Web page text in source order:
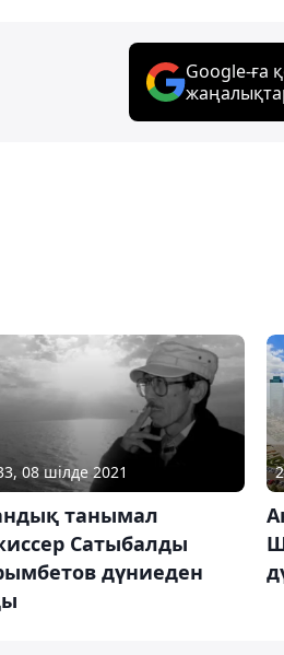
Google-ға
08 шілде 2021
танымал
Сатыбалды
дүниеден